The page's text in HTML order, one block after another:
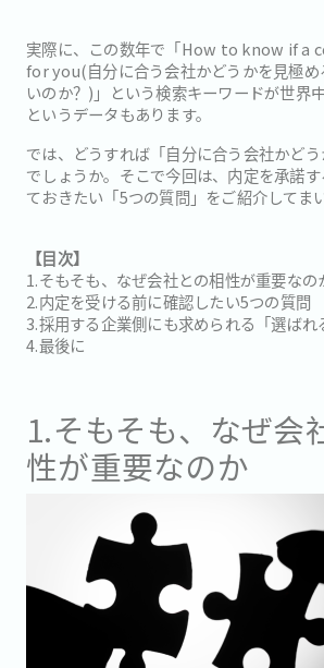
実際に、この数年で「How to know if a
for you(自分に合う会社かどうかを見極め
いのか？)」という検索キーワードが世界
というデータもあります。
では、どうすれば「自分に合う会社かど
でしょうか。そこで今回は、内定を承諾
ておきたい「5つの質問」をご紹介してま
【目次】
1.そもそも、なぜ会社との相性が重要なの
2.内定を受ける前に確認したい5つの質問
3.採用する企業側にも求められる「選ばれ
4.最後に
1.そもそも、なぜ会
性が重要なのか